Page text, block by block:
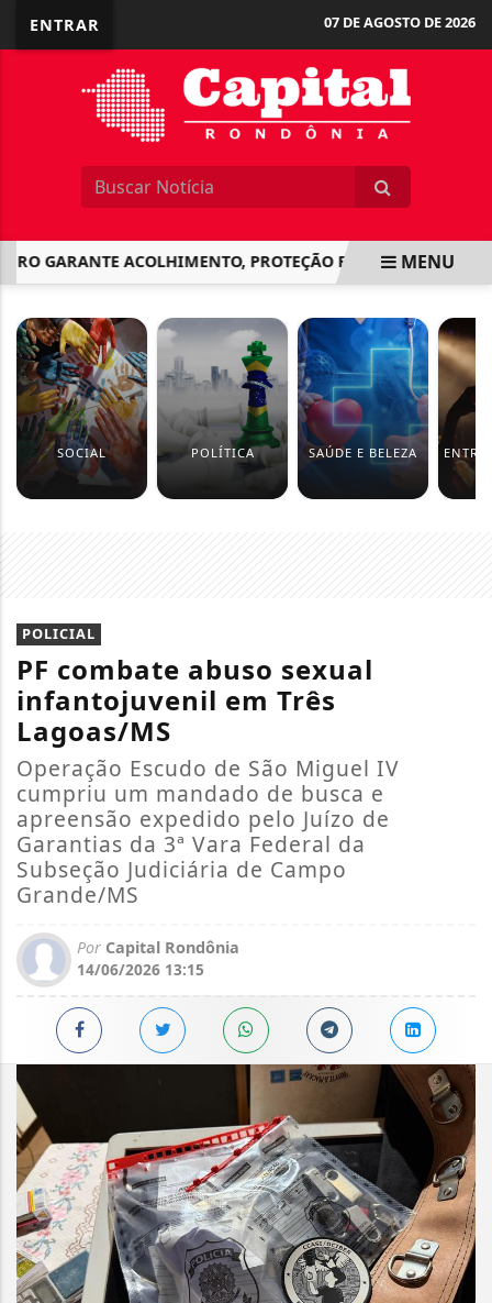
ENTRAR 07 DE AGOSTO DE 2026
GARANTE ACOLHIMENTO, PROTEÇÃO E SEGURANÇA AOS
MENU
SOCIAL POLÍTICA SAÚDE E BELEZA
POLICIAL
PF combate abuso sexual
infantojuvenil em Três
Lagoas/MS
Operação Escudo de São Miguel IV
cumpriu um mandado de busca e
apreensão expedido pelo Juízo de
Garantias da 3ª Vara Federal da
Subseção Judiciária de Campo
Grande/MS
Por Capital Rondônia
14/06/2026 13:15